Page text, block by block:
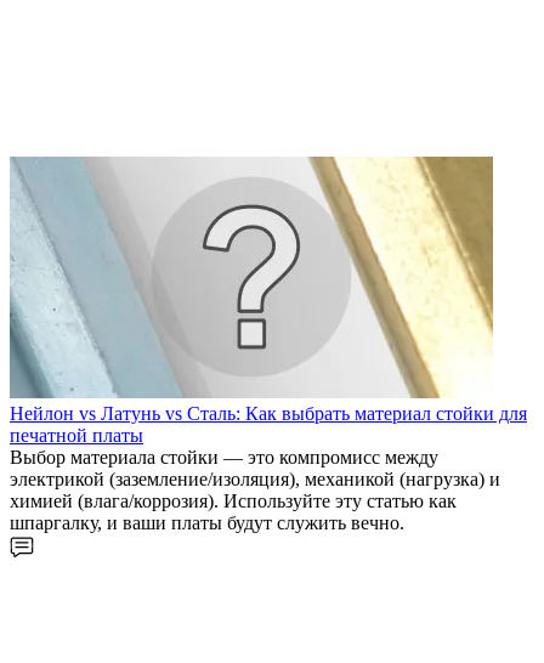
Нейлон vs Латунь vs Сталь: Как выбрать материал стойки для
печатной платы
Выбор материала стойки — это компромисс между
электрикой (заземление/изоляция), механикой (нагрузка) и
химией (влага/коррозия). Используйте эту статью как
шпаргалку, и ваши платы будут служить вечно.